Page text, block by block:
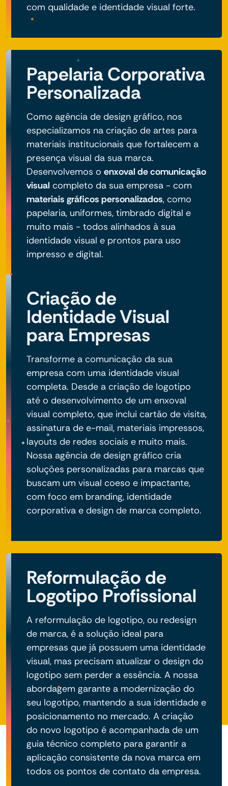
com qualidade e identidade visual forte.
Papelaria Corporativa
Personalizada
Como agência de design gráfico, nos
especializamos na criação de artes para
materiais institucionais que fortalecem a
presença visual da sua marca.
Desenvolvemos o enxoval de comunicação
visual completo da sua empresa - com
materiais gráficos personalizados, como
papelaria, uniformes, timbrado digital e
muito mais - todos alinhados à sua
identidade visual e prontos para uso
impresso e digital.
Criação de
Identidade Visual
para Empresas
Transforme a comunicação da sua
empresa com uma identidade visual
completa. Desde a criação de logotipo
até o desenvolvimento de um enxoval
visual completo, que inclui cartão de visita,
assinatura de e-mail, materiais impressos,
layouts de redes sociais e muito mais.
Nossa agência de design gráfico cria
soluções personalizadas para marcas que
buscam um visual coeso e impactante,
com foco em branding, identidade
corporativa e design de marca completo.
Reformulação de
Logotipo Profissional
A reformulação de logotipo, ou redesign
de marca, é a solução ideal para
empresas que já possuem uma identidade
visual, mas precisam atualizar o design do
logotipo sem perder a essência. A nossa
abordagem garante a modernização do
seu logotipo, mantendo a sua identidade e
posicionamento no mercado. A criação
do novo logotipo é acompanhada de um
guia técnico completo para garantir a
aplicação consistente da nova marca em
todos os pontos de contato da empresa.